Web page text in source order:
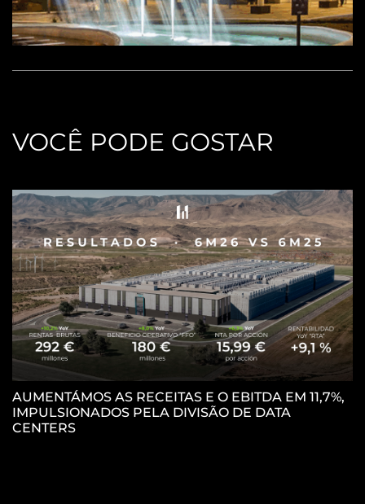
VOCÊ PODE GOSTAR
AUMENTÁMOS AS RECEITAS E O EBITDA EM 11,7%,
IMPULSIONADOS PELA DIVISÃO DE DATA
CENTERS